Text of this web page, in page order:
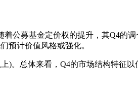
公募基金定价权的提升，其Q4的调
预计价值风格或强化。
。总体来看，Q4的市场结构特征以